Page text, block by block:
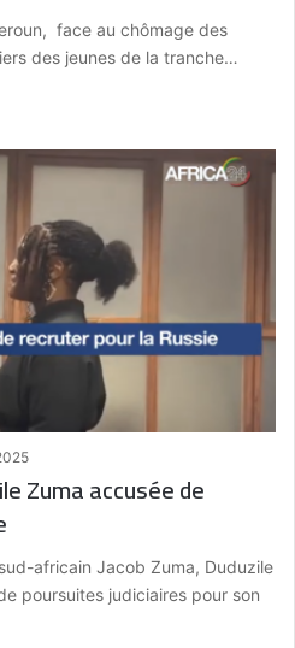
face au chômage des
des jeunes de la tranche…
Zuma accusée de
africain Jacob Zuma, Duduzile
poursuites judiciaires pour son